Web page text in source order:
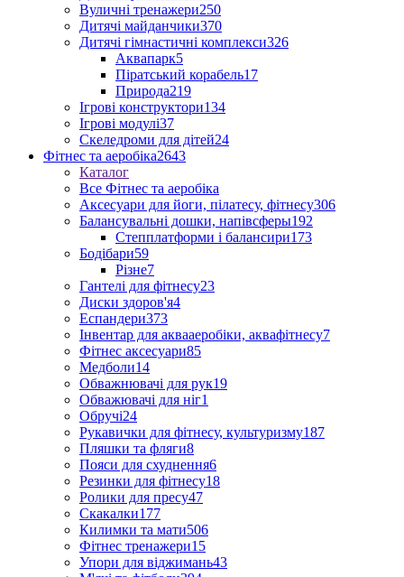
Вуличні тренажери250
Дитячі майданчики370
Дитячі гімнастичні комплекси326
Аквапарк5
Піратський корабель17
Природа219
Ігрові конструктори134
Ігрові модулі37
Скеледроми для дітей24
Фітнес та аеробіка2643
Каталог
Все Фітнес та аеробіка
Аксесуари для йоги, пілатесу, фітнесу306
Балансувальні дошки, напівсферы192
Степплатформи і балансири173
Бодібари59
Різне7
Гантелі для фітнесу23
Диски здоров'я4
Еспандери373
Інвентар для аквааеробіки, аквафітнесу7
Фітнес аксесуари85
Медболи14
Обважнювачі для рук19
Обважювачі для ніг1
Обручі24
Рукавички для фітнесу, культуризму187
Пляшки та фляги8
Пояси для схуднення6
Резинки для фітнесу18
Ролики для пресу47
Скакалки177
Килимки та мати506
Фітнес тренажери15
Упори для віджимань43